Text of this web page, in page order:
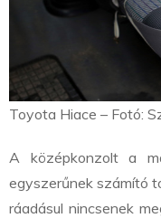
Toyota Hiace – Fotó:
A középkonzolt a
egyszerűnek számító
ráadásul nincsenek